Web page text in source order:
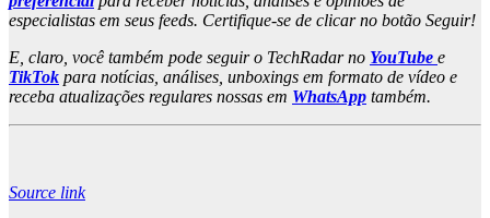
especialistas em seus feeds. Certifique-se de clicar no botão Seguir!
E, claro, você também pode seguir o TechRadar no YouTube e
TikTok para notícias, análises, unboxings em formato de vídeo e
receba atualizações regulares nossas em WhatsApp também.
Source link